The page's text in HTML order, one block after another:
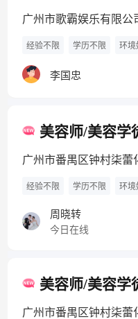
广州市歌霸娱乐有限公
经验不限 学历不限 环境
李国忠
美容师/美容学
广州市番禺区钟村柒蕾
经验不限 学历不限 环境
周晓转
今日在线
美容师/美容学
广州市番禺区钟村柒蕾